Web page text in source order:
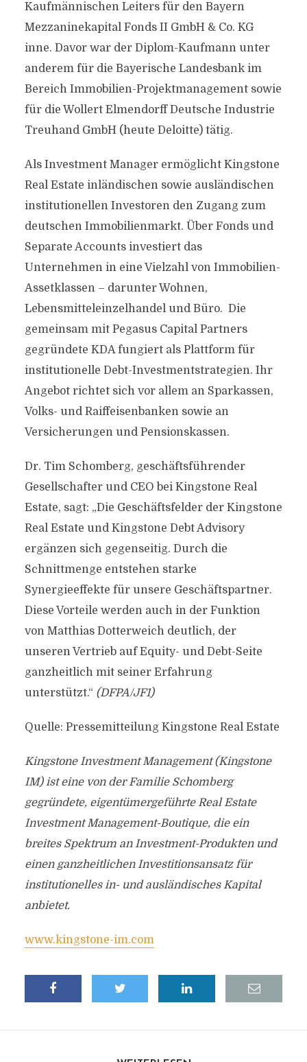
Kaufmännischen Leiters für den Bayern
Mezzaninekapital Fonds II GmbH & Co. KG
inne. Davor war der Diplom-Kaufmann unter
anderem für die Bayerische Landesbank im
Bereich Immobilien-Projektmanagement sowie
für die Wollert Elmendorff Deutsche Industrie
Treuhand GmbH (heute Deloitte) tätig.
Als Investment Manager ermöglicht Kingstone
Real Estate inländischen sowie ausländischen
institutionellen Investoren den Zugang zum
deutschen Immobilienmarkt. Über Fonds und
Separate Accounts investiert das
Unternehmen in eine Vielzahl von Immobilien-
Assetklassen – darunter Wohnen,
Lebensmitteleinzelhandel und Büro. Die
gemeinsam mit Pegasus Capital Partners
gegründete KDA fungiert als Plattform für
institutionelle Debt-Investmentstrategien. Ihr
Angebot richtet sich vor allem an Sparkassen,
Volks- und Raiffeisenbanken sowie an
Versicherungen und Pensionskassen.
Dr. Tim Schomberg, geschäftsführender
Gesellschafter und CEO bei Kingstone Real
Estate, sagt: „Die Geschäftsfelder der Kingstone
Real Estate und Kingstone Debt Advisory
ergänzen sich gegenseitig. Durch die
Schnittmenge entstehen starke
Synergieeffekte für unsere Geschäftspartner.
Diese Vorteile werden auch in der Funktion
von Matthias Dotterweich deutlich, der
unseren Vertrieb auf Equity- und Debt-Seite
ganzheitlich mit seiner Erfahrung
unterstützt.“ (DFPA/JF1)
Quelle: Pressemitteilung Kingstone Real Estate
Kingstone Investment Management (Kingstone
IM) ist eine von der Familie Schomberg
gegründete, eigentümergeführte Real Estate
Investment Management-Boutique, die ein
breites Spektrum an Investment-Produkten und
einen ganzheitlichen Investitionsansatz für
institutionelles in- und ausländisches Kapital
anbietet.
www.kingstone-im.com